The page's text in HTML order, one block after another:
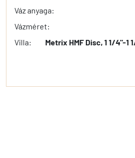
Váz anyaga:
Vázméret:
Villa:
Metrix HMF Disc, 1 1/4"-